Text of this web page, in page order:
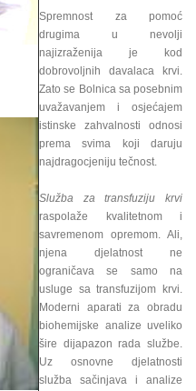
Spremnost za pomoć
drugima u nevolji
najizraženija je kod
dobrovoljnih davalaca krvi.
Zato se Bolnica sa posebnim
uvažavanjem i osjećajem
istinske zahvalnosti odnosi
prema svima koji daruju
najdragocjeniju tečnost.
Služba za transfuziju krvi
raspolaže kvalitetnom i
savremenom opremom. Ali,
njena djelatnost ne
ograničava se samo na
usluge sa transfuzijom krvi.
Moderni aparati za obradu
biohemijske analize uveliko
šire dijapazon rada službe.
Uz osnovne djelatnosti
služba sačinjava i analize